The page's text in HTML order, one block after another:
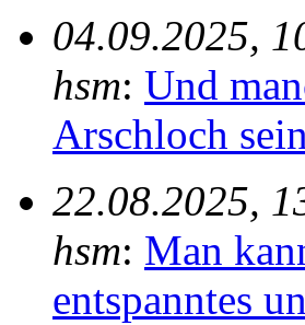
04.09.2025,
hsm: Und
Arschloch
22.08.2025,
hsm: Man
entspanntes